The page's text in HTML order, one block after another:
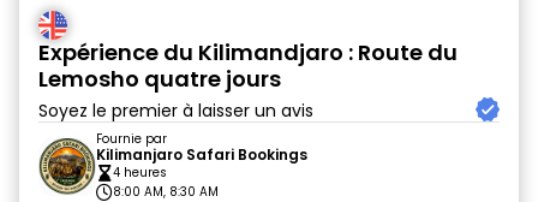
Expérience du Kilimandjaro : Route du
Lemosho quatre jours
Soyez le premier à laisser un avis
Fournie par
Kilimanjaro Safari Bookings
4 heures
8:00 AM, 8:30 AM